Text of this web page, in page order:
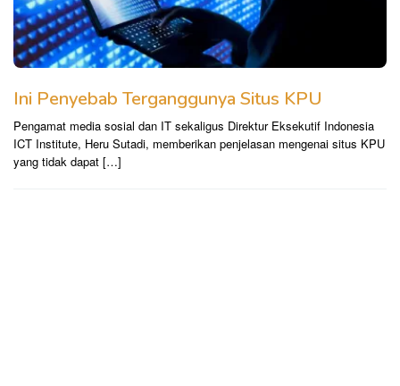
Ini Penyebab Terganggunya Situs KPU
Pengamat media sosial dan IT sekaligus Direktur Eksekutif Indonesia
ICT Institute, Heru Sutadi, memberikan penjelasan mengenai situs KPU
yang tidak dapat […]